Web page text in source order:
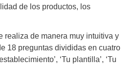
de los productos, los
realiza de manera muy intuitiva y
18 preguntas divididas en cuatro
‘Tu plantilla’, ‘Tu